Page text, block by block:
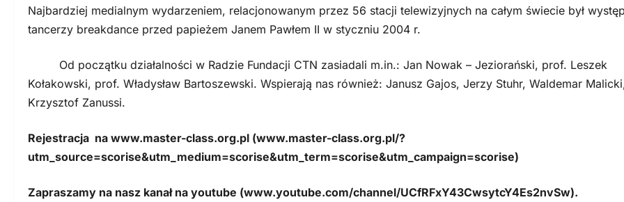
Najbardziej medialnym wydarzeniem, relacjonowanym przez 56 stacji telewizyjnych na całym świecie był
tancerzy breakdance przed papieżem Janem Pawłem II w styczniu 2004 r.
Od początku działalności w Radzie Fundacji CTN zasiadali m.in.: Jan Nowak – Jeziorański, prof. Leszek
Kołakowski, prof. Władysław Bartoszewski. Wspierają nas również: Janusz Gajos, Jerzy Stuhr, Waldemar
Krzysztof Zanussi.
Rejestracja na www.master-class.org.pl (www.master-class.org.pl/?
utm_source=scorise&utm_medium=scorise&utm_term=scorise&utm_campaign=scorise)
Zapraszamy na nasz kanał na youtube (www.youtube.com/channel/UCfRFxY43CwsytcY4Es2nvSw).